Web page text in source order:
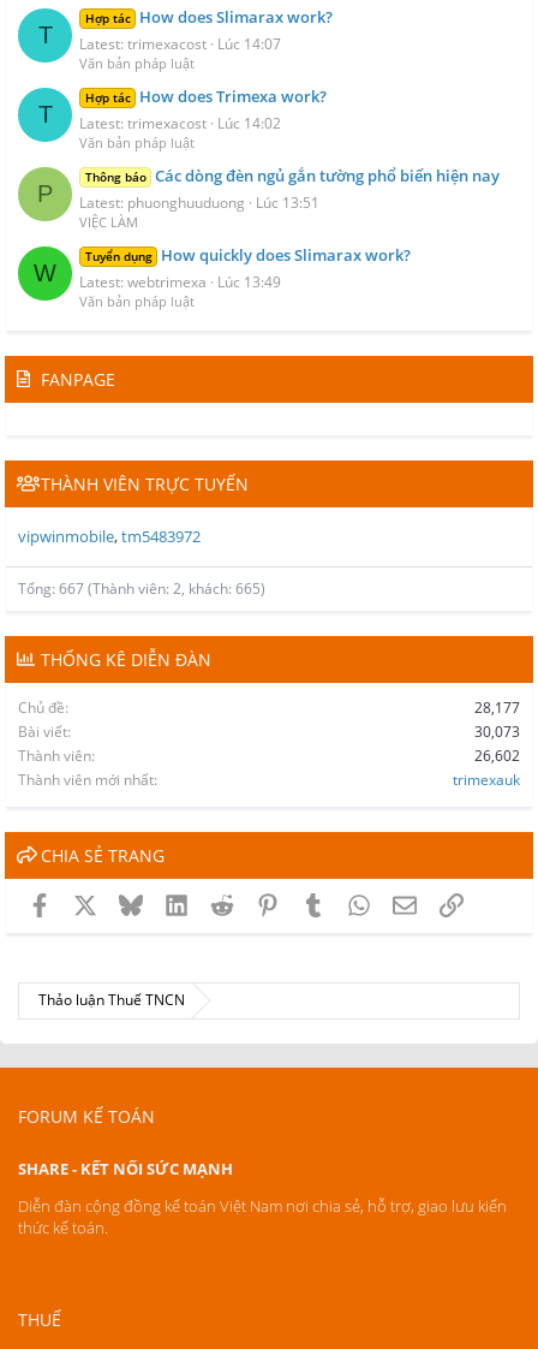
T
Hợp tác How does Slimarax work?
Latest: trimexacost Lúc 14:07
Văn bản pháp luật
T
Hợp tác How does Trimexa work?
Latest: trimexacost Lúc 14:02
Văn bản pháp luật
P
Thông báo Các dòng đèn ngủ gắn tường phổ biến hiện nay
Latest: phuonghuuduong Lúc 13:51
VIỆC LÀM
W
Tuyển dụng How quickly does Slimarax work?
Latest: webtrimexa Lúc 13:49
Văn bản pháp luật
FANPAGE
THÀNH VIÊN TRỰC TUYẾN
vipwinmobile tm5483972
Tổng: 667 (Thành viên: 2, khách: 665)
THỐNG KÊ DIỄN ĐÀN
Chủ đề
28,177
Bài viết
30,073
Thành viên
26,602
Thành viên mới nhất
trimexauk
CHIA SẺ TRANG
Facebook BlueskyLinkedInReddit PinterestTumblrWhatsApp
EmailLink
Thảo luận Thuế TNCN
FORUM KẾ TOÁN
SHARE - KẾT NỐI SỨC MẠNH
Diễn đàn cộng đồng kế toán Việt Nam nơi chia sẻ, hỗ trợ, giao lưu kiến
thức kế toán.
THUẾ